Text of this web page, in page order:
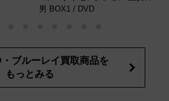
男 BOX1 / DVD
・ブルーレイ買取商品を
もっとみる